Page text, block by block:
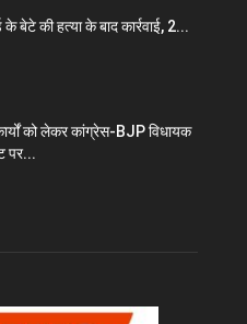
के बेटे की हत्या के बाद कार्रवाई, 2...
को लेकर कांग्रेस-BJP विधायक
पर...